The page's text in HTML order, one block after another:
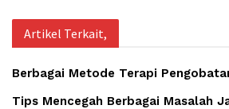
Artikel Terkait,
Berbagai Metode Terapi
Tips Mencegah Berbagai Masalah